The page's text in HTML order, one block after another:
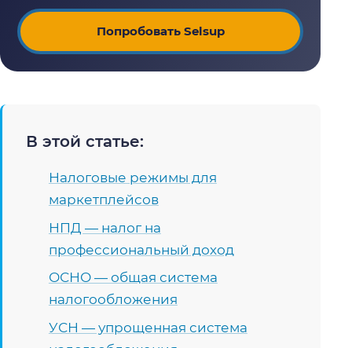
Попробовать Selsup
В этой статье:
Налоговые режимы для
маркетплейсов
НПД — налог на
профессиональный доход
ОСНО — общая система
налогообложения
УСН — упрощенная система